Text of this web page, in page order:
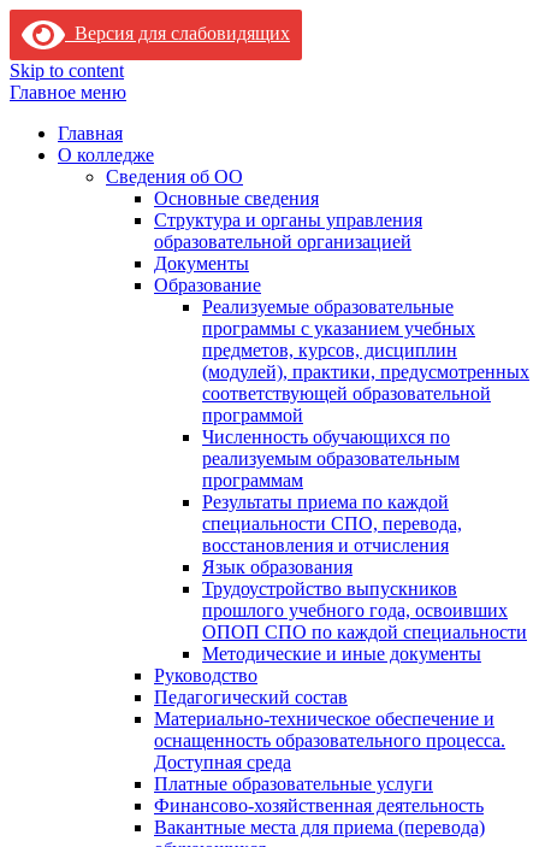
Версия для слабовидящих
Skip to content
Главное меню
Главная
О колледже
Сведения об ОО
Основные сведения
Структура и органы управления
образовательной организацией
Документы
Образование
Реализуемые образовательные
программы с указанием учебных
предметов, курсов, дисциплин
(модулей), практики, предусмотренных
соответствующей образовательной
программой
Численность обучающихся по
реализуемым образовательным
программам
Результаты приема по каждой
специальности СПО, перевода,
восстановления и отчисления
Язык образования
Трудоустройство выпускников
прошлого учебного года, освоивших
ОПОП СПО по каждой специальности
Методические и иные документы
Руководство
Педагогический состав
Материально-техническое обеспечение и
оснащенность образовательного процесса.
Доступная среда
Платные образовательные услуги
Финансово-хозяйственная деятельность
Вакантные места для приема (перевода)